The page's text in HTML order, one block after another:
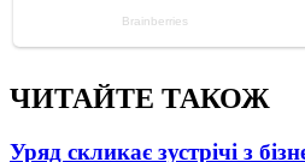
ЧИТАЙТЕ ТАКОЖ
Уряд скликає зустрічі з